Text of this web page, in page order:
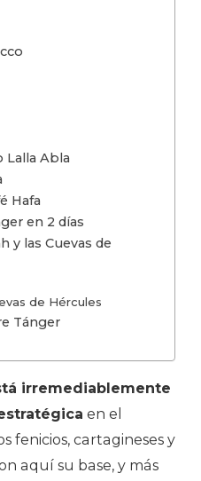
Lalla Abla
Hafa
en 2 días
y las Cuevas de
de Hércules
Tánger
irremediablemente
en el
fenicios, cartagineses y
aquí su base, y más